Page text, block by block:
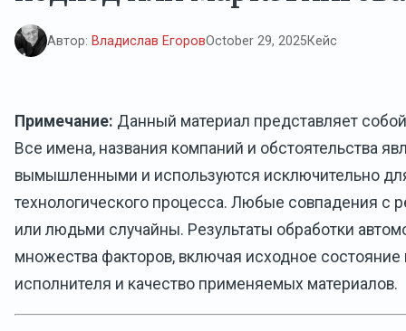
Автор: Владислав ЕгоровOctober 29, 2025Кейс
Примечание: Данный материал представляет
Все имена, названия компаний и обстоятельства
вымышленными и используются исключительно
технологического процесса. Любые совпадения с
или людьми случайны. Результаты обработки
множества факторов, включая исходное состояние
исполнителя и качество применяемых материалов.